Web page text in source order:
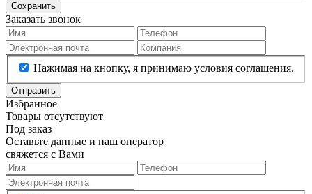
Сохранить
Заказать звонок
Нажимая на кнопку, я принимаю условия соглашения.
Отправить
Избранное
Товары отсутствуют
Под заказ
Оставьте данные и наш оператор
свяжется с Вами